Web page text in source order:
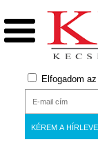
Elfogadom az